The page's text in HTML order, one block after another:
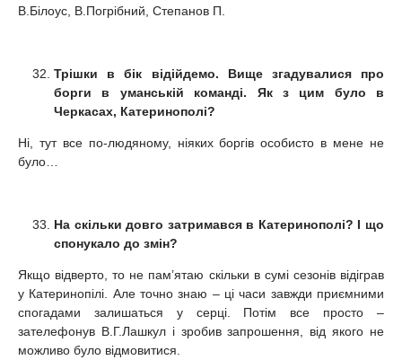
В.Білоус, В.Погрібний, Степанов П.
Трішки в бік відійдемо. Вище згадувалися про
борги в уманській команді. Як з цим було в
Черкасах, Катеринополі?
Ні, тут все по-людяному, ніяких боргів особисто в мене не
було…
На скільки довго затримався в Катеринополі? І що
спонукало до змін?
Якщо відверто, то не пам’ятаю скільки в сумі сезонів відіграв
у Катеринопілі. Але точно знаю – ці часи завжди приємними
спогадами залишаться у серці. Потім все просто –
зателефонув В.Г.Лашкул і зробив запрошення, від якого не
можливо було відмовитися.